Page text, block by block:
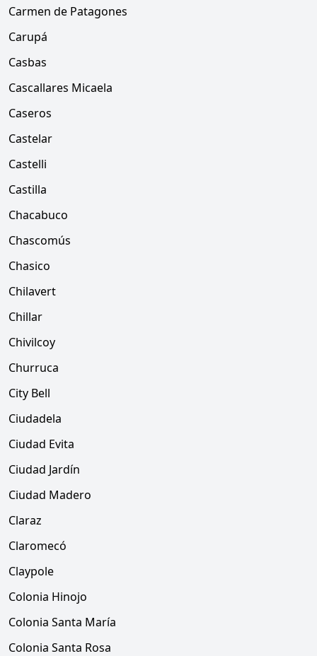
Carmen de Patagones
Carupá
Casbas
Cascallares Micaela
Caseros
Castelar
Castelli
Castilla
Chacabuco
Chascomús
Chasico
Chilavert
Chillar
Chivilcoy
Churruca
City Bell
Ciudadela
Ciudad Evita
Ciudad Jardín
Ciudad Madero
Claraz
Claromecó
Claypole
Colonia Hinojo
Colonia Santa María
Colonia Santa Rosa